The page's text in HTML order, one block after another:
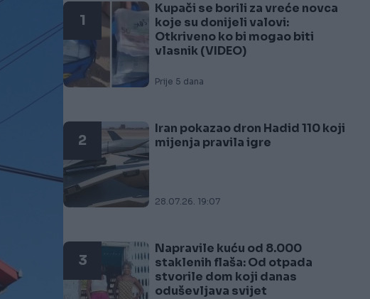
1
Kupači se borili za vreće novca
koje su donijeli valovi:
Otkriveno ko bi mogao biti
vlasnik (VIDEO)
Prije 5 dana
2
Iran pokazao dron Hadid 110 koji
mijenja pravila igre
28.07.26. 19:07
3
Napravile kuću od 8.000
staklenih flaša: Od otpada
stvorile dom koji danas
oduševljava svijet